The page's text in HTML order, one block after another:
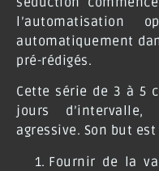
l’automatisation
automatiquement
pré-rédigés.
Cette série de 3 à 5
jours
agressive. Son but est
Fournir de la